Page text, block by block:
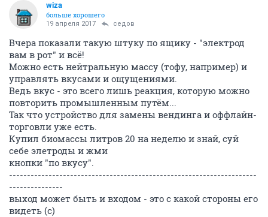
wiza
больше хорошего
19 апреля 2017 седов
Вчера показали такую штуку по ящику - "электрод
вам в рот" и всё!
Можно есть нейтральную массу (тофу, например) и
управлять вкусами и ощущениями.
Ведь вкус - это всего лишь реакция, которую можно
повторить промышленным путём...
Так что устройство для замены вендинга и оффлайн-
торговли уже есть.
Купил биомассы литров 20 на неделю и знай, суй
себе элетроды и жми
кнопки "по вкусу".
---------------------------------------------------------------------
---------------
выход может быть и входом - это с какой стороны его
видеть (с)